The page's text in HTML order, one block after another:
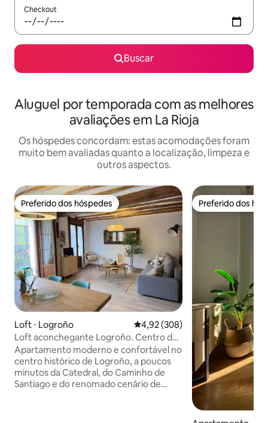
Checkout
Buscar
Aluguel por temporada com as melhores
avaliações em La Rioja
Os hóspedes concordam: estas acomodações foram
muito bem avaliadas quanto a localização, limpeza e
outros aspectos.
Preferido dos hóspedes
Preferido dos hóspedes
Loft ⋅ Logroño 4,92 de uma avaliação média de
4,92 (308)
Loft aconchegante Logroño. Centro da
cidade. Zona de pedestres
Apartamento moderno e confortável no
centro histórico de Logroño, a poucos
minutos da Catedral, do Caminho de
Santiago e do renomado cenário de
Preferido dos
Preferido dos